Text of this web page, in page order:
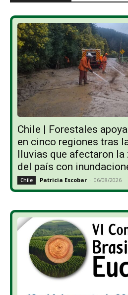
Chile | Forestales
en cinco regiones tras
lluvias que afectaron la
del país con
Chile Patricia Escobar - 06/08/2026